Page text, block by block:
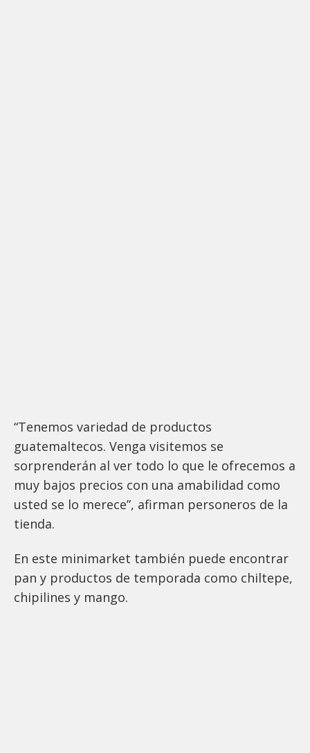
“Tenemos variedad de productos
guatemaltecos. Venga visitemos se
sorprenderán al ver todo lo que le ofrecemos a
muy bajos precios con una amabilidad como
usted se lo merece”, afirman personeros de la
tienda.
En este minimarket también puede encontrar
pan y productos de temporada como chiltepe,
chipilines y mango.